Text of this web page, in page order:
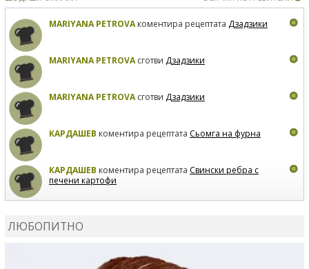
MARIYANA PETROVAкоментира рецептата Дзадзики
MARIYANA PETROVAсготви Дзадзики
MARIYANA PETROVAсготви Дзадзики
КАРДАШЕВ коментира рецептата Сьомга на фурна
КАРДАШЕВ коментира рецептата Свински ребра с
печени картофи
ЛЮБОПИТНО